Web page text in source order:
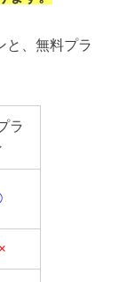
と、無料プラ
ラ